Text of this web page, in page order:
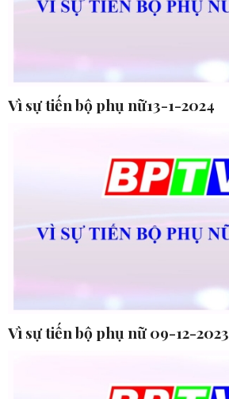
Vì sự tiến bộ phụ nữ13-1-2024
Vì sự tiến bộ phụ nữ 09-12-2023